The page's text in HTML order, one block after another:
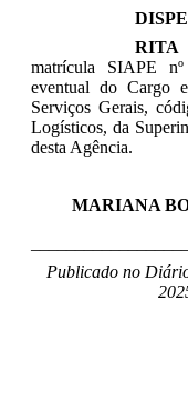
matrícula SIAPE
eventual do Cargo
Serviços Gerais,
Logísticos, da
desta Agência.
MARIANA
Publicado no